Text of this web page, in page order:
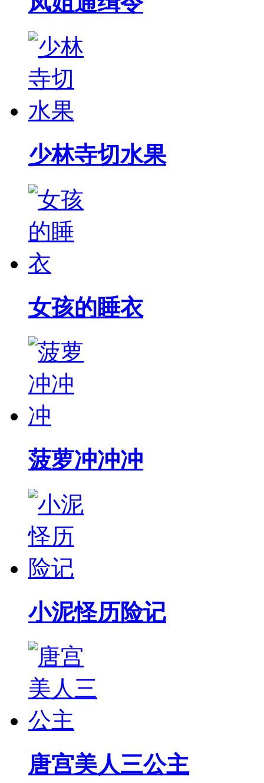
少林寺切水果
女孩的睡衣
菠萝冲冲冲
小泥怪历险记
唐宫美人三公主